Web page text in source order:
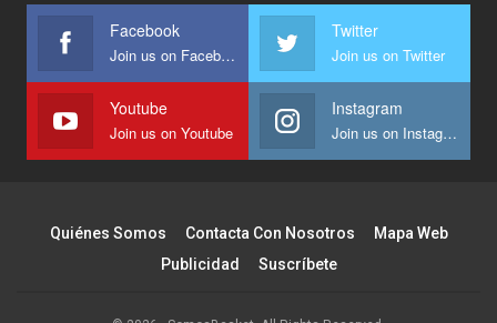
Facebook
Join us on Facebook
Twitter
Join us on Twitter
Youtube
Join us on Youtube
Instagram
Join us on Instagram
Quiénes Somos Contacta Con Nosotros
Mapa Web
Publicidad
Suscríbete